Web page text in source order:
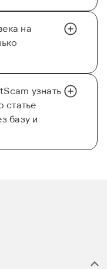
на
узнать
статье
базу и